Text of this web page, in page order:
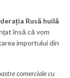
Rusă huilă
însă că vom
importului din
comerciale cu